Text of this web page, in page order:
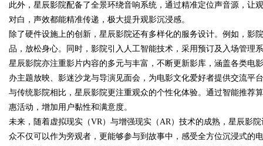
uz
!
此外，星辰影院配备了全景环绕音响系统，通过精准定位声音源，让
对白，声效都能精准传递，极大提升观影沉浸感。
除了硬件设施上的创新，星辰影院还有多样化的服务设计。例如，影
品，放松身心。同时，影院引入人工智能技术，采用预订及入场管理
星辰影院亦注重影片内容的多元与丰富，不断更新影库，涵盖各类电
办主题放映、影迷沙龙与导演见面会，为电影文化爱好者提供交流平
与传统影院相比，星辰影院更注重观众的个性化体验。通过智能推荐
惠活动，增加用户黏性和满意度。
未来，随着虚拟现实（VR）与增强现实（AR）技术的成熟，星辰影
众不仅可以作为旁观者，更能够参与到故事中，感受全方位沉浸式的